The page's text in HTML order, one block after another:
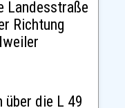
Landesstraße
Richtung
die L 49